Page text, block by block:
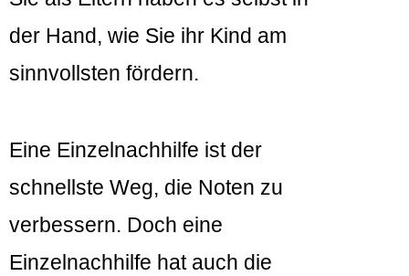
der Hand, wie Sie ihr Kind am
sinnvollsten fördern.
Eine Einzelnachhilfe ist der
schnellste Weg, die Noten zu
verbessern. Doch eine
Einzelnachhilfe hat auch die